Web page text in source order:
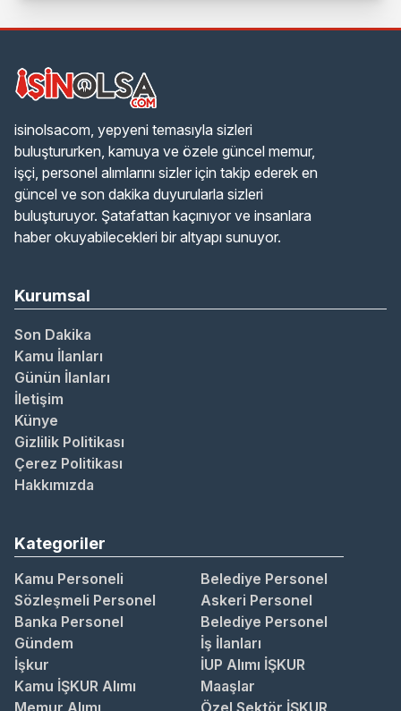
isinolsacom, yepyeni temasıyla sizleri
buluştururken, kamuya ve özele güncel memur,
işçi, personel alımlarını sizler için takip ederek en
güncel ve son dakika duyurularla sizleri
buluşturuyor. Şatafattan kaçınıyor ve insanlara
haber okuyabilecekleri bir altyapı sunuyor.
Kurumsal
Son Dakika
Kamu İlanları
Günün İlanları
İletişim
Künye
Gizlilik Politikası
Çerez Politikası
Hakkımızda
Kategoriler
Kamu Personeli
Belediye Personel
Sözleşmeli Personel
Askeri Personel
Banka Personel
Belediye Personel
Gündem
İş İlanları
İşkur
İUP Alımı İŞKUR
Kamu İŞKUR Alımı
Maaşlar